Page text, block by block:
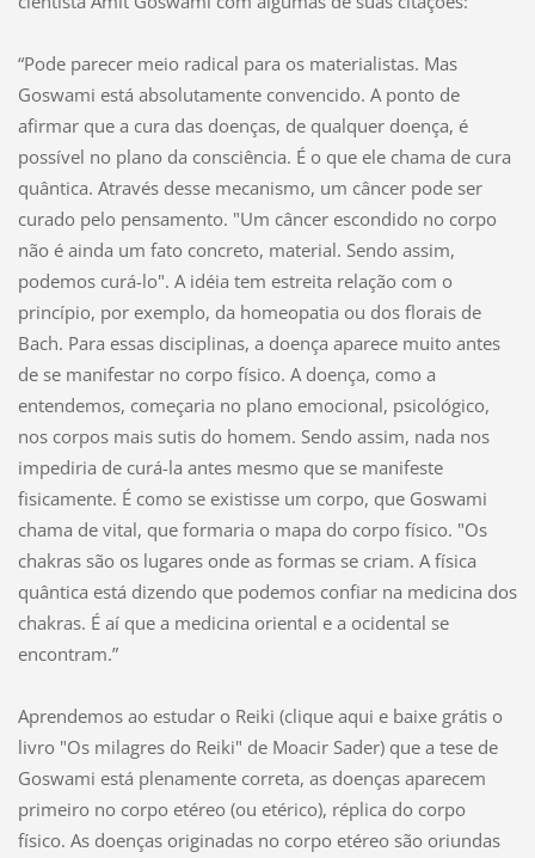
“Pode parecer meio radical para os materialistas. Mas
Goswami está absolutamente convencido. A ponto de
afirmar que a cura das doenças, de qualquer doença, é
possível no plano da consciência. É o que ele chama de cura
quântica. Através desse mecanismo, um câncer pode ser
curado pelo pensamento. "Um câncer escondido no corpo
não é ainda um fato concreto, material. Sendo assim,
podemos curá-lo". A idéia tem estreita relação com o
princípio, por exemplo, da homeopatia ou dos florais de
Bach. Para essas disciplinas, a doença aparece muito antes
de se manifestar no corpo físico. A doença, como a
entendemos, começaria no plano emocional, psicológico,
nos corpos mais sutis do homem. Sendo assim, nada nos
impediria de curá-la antes mesmo que se manifeste
fisicamente. É como se existisse um corpo, que Goswami
chama de vital, que formaria o mapa do corpo físico. "Os
chakras são os lugares onde as formas se criam. A física
quântica está dizendo que podemos confiar na medicina dos
chakras. É aí que a medicina oriental e a ocidental se
encontram.”
Aprendemos ao estudar o Reiki (clique aqui e baixe grátis o
livro "Os milagres do Reiki" de Moacir Sader) que a tese de
Goswami está plenamente correta, as doenças aparecem
primeiro no corpo etéreo (ou etérico), réplica do corpo
físico. As doenças originadas no corpo etéreo são oriundas